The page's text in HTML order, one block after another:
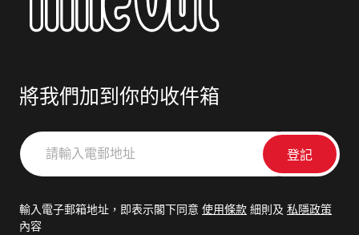
將我們加到你的收件箱
請
輸
郵
輸入電子郵箱地址，即表示閣下同意 使用條款 細則及 私隱政策
內容